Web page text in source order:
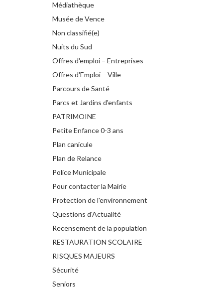
Médiathèque
Musée de Vence
Non classifié(e)
Nuits du Sud
Offres d'emploi – Entreprises
Offres d'Emploi – Ville
Parcours de Santé
Parcs et Jardins d'enfants
PATRIMOINE
Petite Enfance 0-3 ans
Plan canicule
Plan de Relance
Police Municipale
Pour contacter la Mairie
Protection de l'environnement
Questions d'Actualité
Recensement de la population
RESTAURATION SCOLAIRE
RISQUES MAJEURS
Sécurité
Seniors